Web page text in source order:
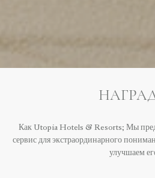
Как Utopia Hotels & Resorts; Мы
сервис для экстраординарного
улучшаем